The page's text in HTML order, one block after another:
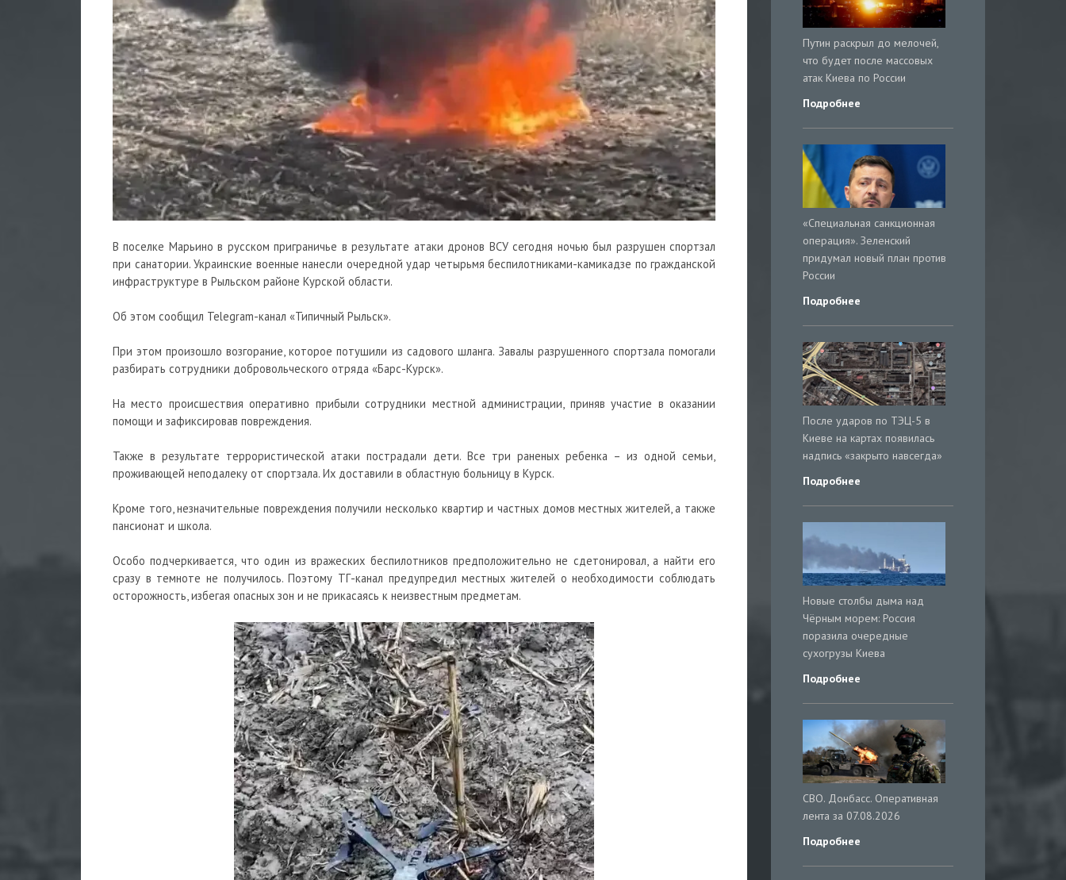
В поселке Марьино в русском приграничье в результате атаки дронов ВСУ сегодня ночью был разрушен спортзал
при санатории. Украинские военные нанесли очередной удар четырьмя беспилотниками-камикадзе по гражданской
инфраструктуре в Рыльском районе Курской области.
Об этом сообщил Telegram-канал «Типичный Рыльск».
При этом произошло возгорание, которое потушили из садового шланга. Завалы разрушенного спортзала помогали
разбирать сотрудники добровольческого отряда «Барс-Курск».
На место происшествия оперативно прибыли сотрудники местной администрации, приняв участие в оказании
помощи и зафиксировав повреждения.
Также в результате террористической атаки пострадали дети. Все три раненых ребенка – из одной семьи,
проживающей неподалеку от спортзала. Их доставили в областную больницу в Курск.
Кроме того, незначительные повреждения получили несколько квартир и частных домов местных жителей, а также
пансионат и школа.
Особо подчеркивается, что один из вражеских беспилотников предположительно не сдетонировал, а найти его
сразу в темноте не получилось. Поэтому ТГ-канал предупредил местных жителей о необходимости соблюдать
осторожность, избегая опасных зон и не прикасаясь к неизвестным предметам.
Путин раскрыл до мелочей,
что будет после массовых
атак Киева по России
Подробнее
«Специальная санкционная
операция». Зеленский
придумал новый план против
России
Подробнее
После ударов по ТЭЦ-5 в
Киеве на картах появилась
надпись «закрыто навсегда»
Подробнее
Новые столбы дыма над
Чёрным морем: Россия
поразила очередные
сухогрузы Киева
Подробнее
СВО. Донбасс. Оперативная
лента за 07.08.2026
Подробнее